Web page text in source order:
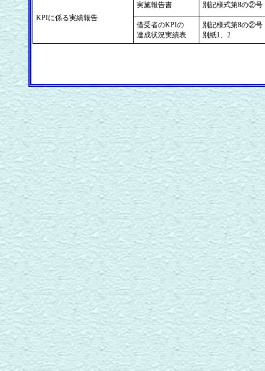
KPIに係る実績報告
実施報告書 別記様式第8の②号
借受者のKPIの
達成状況実績表
別記様式第8の②号
別紙1、2